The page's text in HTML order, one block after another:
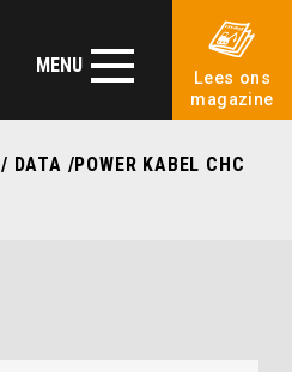
MENU
Lees ons
magazine
/ DATA /POWER KABEL CHC